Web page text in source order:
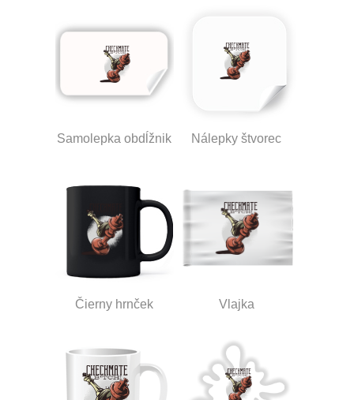
Samolepka obdĺžnik Nálepky štvorec
Čierny hrnček Vlajka